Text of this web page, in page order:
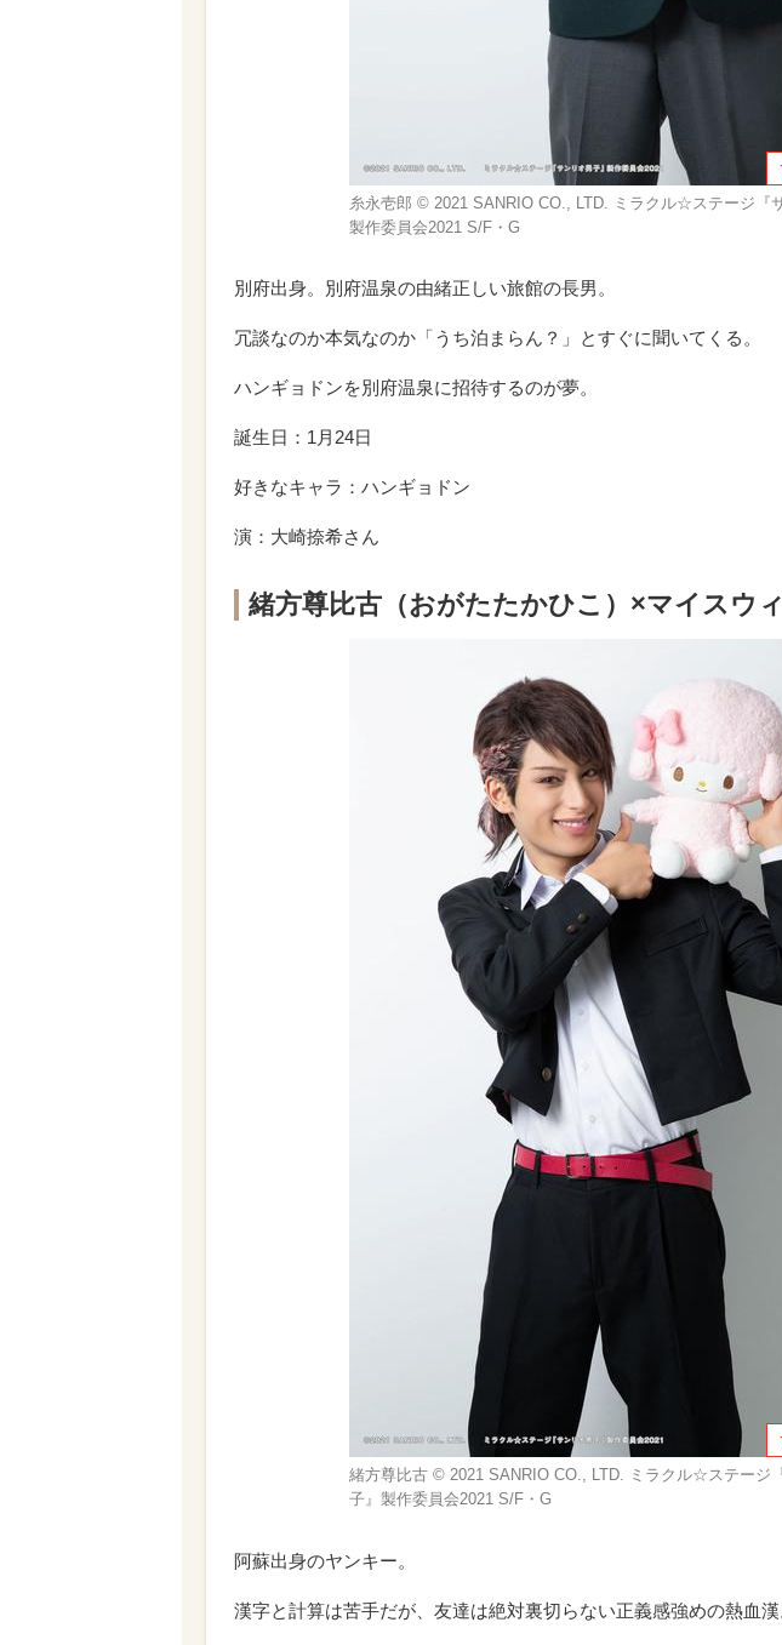
糸永壱郎 © 2021 SANRIO CO., LTD. ミラクル☆ステージ『
製作委員会2021 S/F・G
別府出身。別府温泉の由緒正しい旅館の長男。
冗談なのか本気なのか「うち泊まらん？」とすぐに聞いてくる。
ハンギョドンを別府温泉に招待するのが夢。
誕生日：1月24日
好きなキャラ：ハンギョドン
演：大崎捺希さん
緒方尊比古（おがたたかひこ）×マイスウ
緒方尊比古 © 2021 SANRIO CO., LTD. ミラクル☆ステージ
子』製作委員会2021 S/F・G
阿蘇出身のヤンキー。
漢字と計算は苦手だが、友達は絶対裏切らない正義感強めの熱血漢